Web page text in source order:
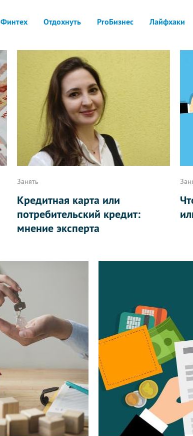
Финтех Отдохнуть ProБизнес Лайфхаки
Занять
Кредитная карта или
потребительский кредит:
мнение эксперта